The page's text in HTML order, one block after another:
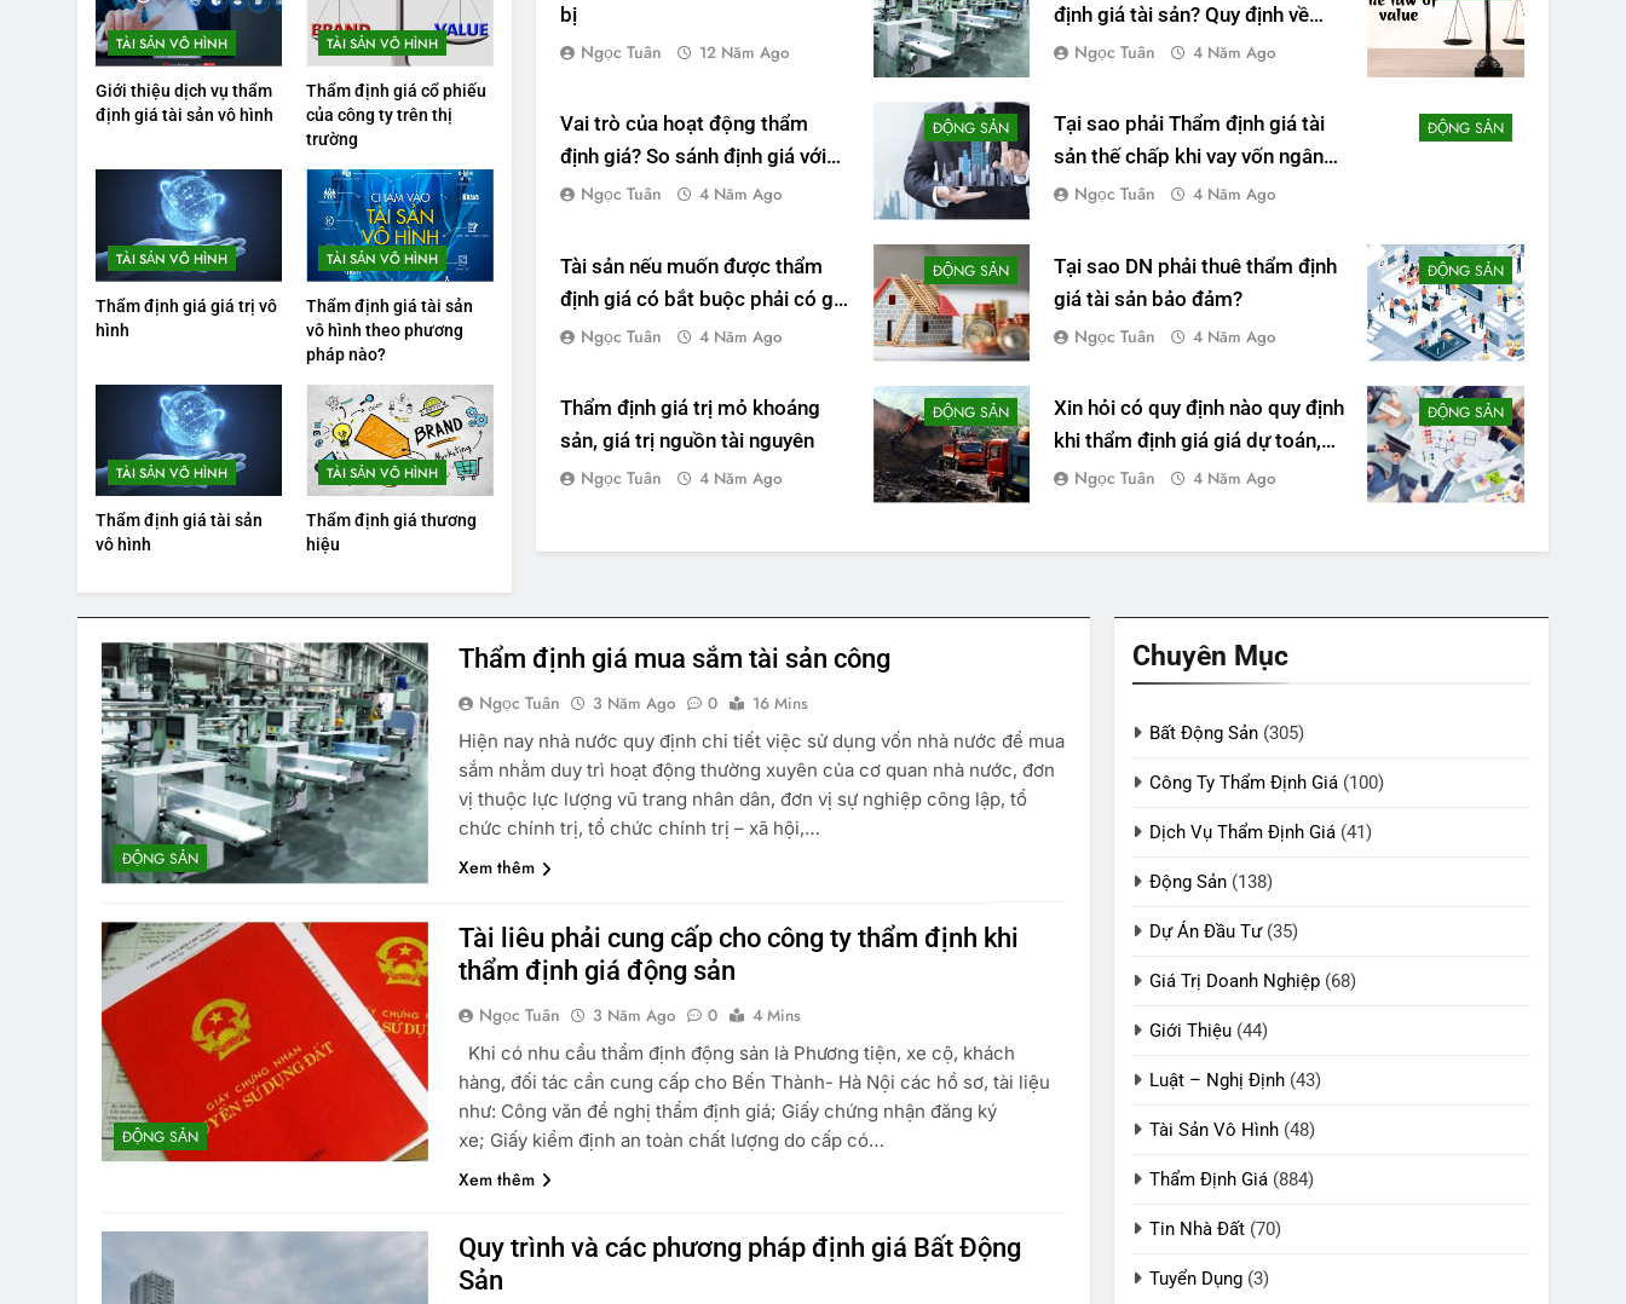
TÀI SẢN VÔ HÌNH
Giới thiệu dịch vụ thẩm
định giá tài sản vô hình
TÀI SẢN VÔ HÌNH
Thẩm định giá cổ phiếu
của công ty trên thị
trường
TÀI SẢN VÔ HÌNH
Thẩm định giá giá trị vô
hình
TÀI SẢN VÔ HÌNH
Thẩm định giá tài sản
vô hình theo phương
pháp nào?
TÀI SẢN VÔ HÌNH
Thẩm định giá tài sản
vô hình
TÀI SẢN VÔ HÌNH
Thẩm định giá thương
hiệu
bị
Ngọc Tuân 12 Năm Ago
định giá tài sản? Quy định về
thẩm định giá?
Ngọc Tuân 4 Năm Ago
ĐỘNG SẢN
Vai trò của hoạt động thẩm
định giá? So sánh định giá với
thẩm định giá tài sản
Ngọc Tuân 4 Năm Ago
ĐỘNG SẢN
Tại sao phải Thẩm định giá tài
sản thế chấp khi vay vốn ngân
hàng?
Ngọc Tuân 4 Năm Ago
ĐỘNG SẢN
Tài sản nếu muốn được thẩm
định giá có bắt buộc phải có giá
trị tối thiểu là bao nhiêu hay
Ngọc Tuân 4 Năm Ago
ĐỘNG SẢN
Tại sao DN phải thuê thẩm định
giá tài sản bảo đảm?
Ngọc Tuân 4 Năm Ago
ĐỘNG SẢN
Thẩm định giá trị mỏ khoáng
sản, giá trị nguồn tài nguyên
Ngọc Tuân 4 Năm Ago
ĐỘNG SẢN
Xin hỏi có quy định nào quy định
khi thẩm định giá giá dự toán,
giá gói thầu phải thực hiện thẩm
Ngọc Tuân 4 Năm Ago
ĐỘNG SẢN
Thẩm định giá mua sắm tài sản công
Ngọc Tuân 3 Năm Ago 0
16 Mins
Hiện nay nhà nước quy định chi tiết việc sử dụng vốn nhà nước để mua
sắm nhằm duy trì hoạt động thường xuyên của cơ quan nhà nước, đơn
vị thuộc lực lượng vũ trang nhân dân, đơn vị sự nghiệp công lập, tổ
chức chính trị, tổ chức chính trị – xã hội,…
Xem thêm
ĐỘNG SẢN
Tài liêu phải cung cấp cho công ty thẩm định khi
thẩm định giá động sản
Ngọc Tuân 3 Năm Ago 0
4 Mins
Khi có nhu cầu thẩm định động sản là Phương tiện, xe cộ, khách
hàng, đối tác cần cung cấp cho Bến Thành- Hà Nội các hồ sơ, tài liệu
như: Công văn đề nghị thẩm định giá; Giấy chứng nhận đăng ký
xe; Giấy kiểm định an toàn chất lượng do cấp có…
Xem thêm
Quy trình và các phương pháp định giá Bất Động
Sản
Chuyên Mục
Bất Động Sản (305)
Công Ty Thẩm Định Giá (100)
Dịch Vụ Thẩm Định Giá (41)
Động Sản (138)
Dự Án Đầu Tư(35)
Giá Trị Doanh Nghiệp (68)
Giới Thiệu (44)
Luật – Nghị Định (43)
Tài Sản Vô Hình (48)
Thẩm Định Giá (884)
Tin Nhà Đất (70)
Tuyển Dụng (3)